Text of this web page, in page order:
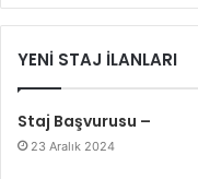
YENİ STAJ İLANLARI
Staj Başvurusu –
23 Aralık 2024